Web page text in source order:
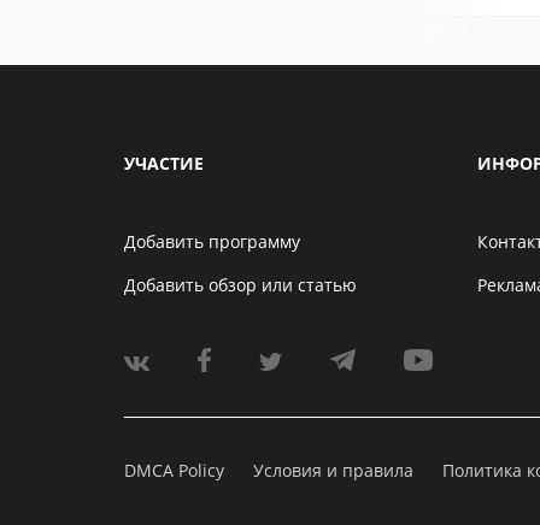
УЧАСТИЕ
Добавить программу
Добавить обзор или статью
DMCA Policy Условия и правила Политика